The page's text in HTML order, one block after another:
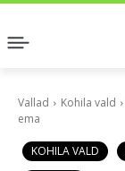
Vallad Kohila vald
ema
KOHILA VALD